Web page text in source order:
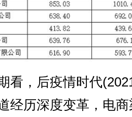
，后疫情时代
经历深度变革，电